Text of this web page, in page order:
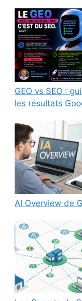
GEO vs SEO :
les résultats
AI Overview de